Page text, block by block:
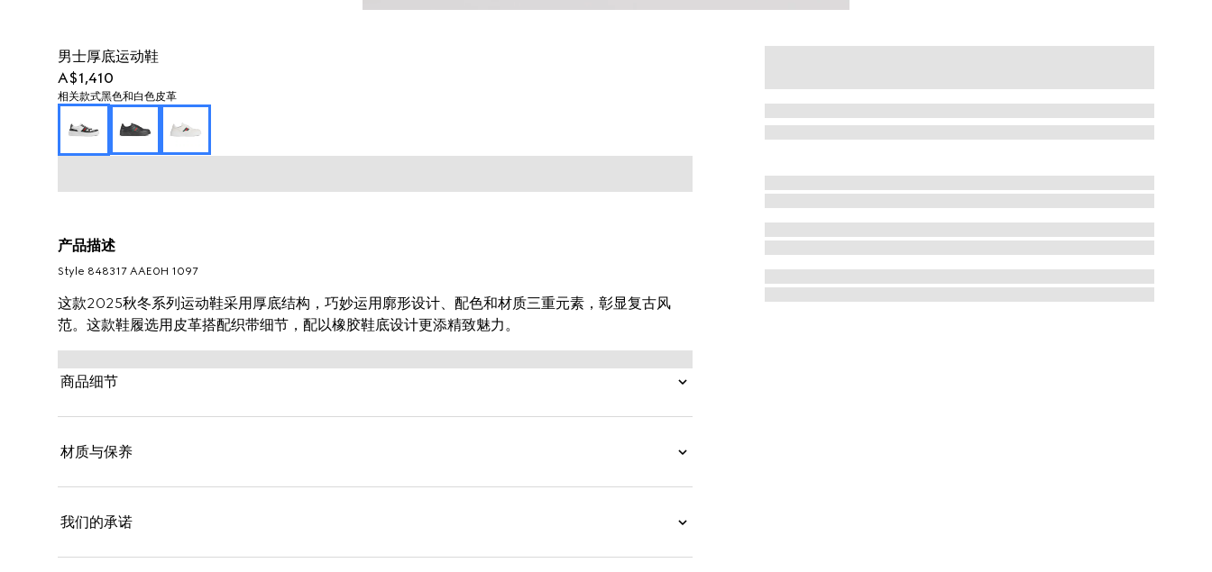
男士厚底运动鞋
A$1,410
相关款式黑色和白色皮革
产品描述
Style ‎848317 AAE0H 1097
这款2025秋冬系列运动鞋采用厚底结构，巧妙运用廓形设计、配色和材质三重元素，彰显复古风
范。这款鞋履选用皮革搭配织带细节，配以橡胶鞋底设计更添精致魅力。
商品细节
材质与保养
我们的承诺